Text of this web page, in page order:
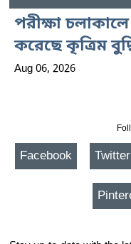
পরীক্ষা
করেছে কৃত্রিম
Aug 06, 2026
Facebook Twitter